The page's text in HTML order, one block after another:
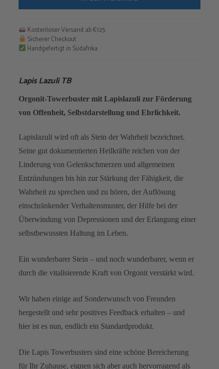
Kostenloser Versand ab €125
Sicherer Checkout
Handgefertigt in Südafrika
Lapis Lazuli TB
Orgonit-Towerbuster mit Lapislazuli zur Förderung
von Offenheit, Selbstdarstellung und Ehrlichkeit.
Lapislazuli wird oft als Stein der Wahrheit bezeichnet.
Seine gut dokumentierten Heilkräfte reichen von der
Linderung von Gelenkschmerzen und allgemeinen
Entzündungen bis hin zur Stärkung der Fähigkeit, die
Wahrheit zu sprechen und zu hören, der Auflösung
einschränkender Verhaltensmuster, der Hilfe bei der
Überwindung von Depressionen und der Erlangung einer
selbstbewussten Haltung im Leben.
Ein wunderbarer Stein – und noch wunderbarer, wenn er
durch die vitalisierende Kraft von Orgonit verstärkt wird.
Wir haben einige auf Sonderwunsch von Freunden
hergestellt und sehr positives Feedback erhalten – und
hier ist es nun, endlich ein Standardprodukt.
Die Lapis Towerbusters sind eine schöne Bereicherung
für Ihr Zuhause, eignen sich aber auch hervorragend als